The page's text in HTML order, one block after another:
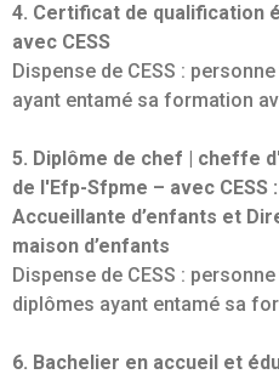
4. Certificat de qualification
avec CESS
Dispense de CESS :
ayant entamé sa formation
5. Diplôme de chef | cheffe
de l'Efp-Sfpme – avec CESS
Accueillante d’enfants et
maison d’enfants
Dispense de CESS :
diplômes ayant entamé sa
6. Bachelier en accueil et